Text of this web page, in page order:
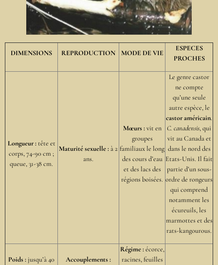
DIMENSIONS REPRODUCTION MODE DE VIE
ESPECES
PROCHES
Longueur :tête et
corps, 74-90 cm ;
queue, 31-38 cm.
Maturité sexuelle :à 2
ans.
Mœurs :vit en
groupes
familiaux le long
des cours d’eau
et des lacs des
régions boisées.
Le genre castor
ne compte
qu’une seule
autre espèce, le
castor américain.
C. canadensis, qui
vit au Canada et
dans le nord des
Etats-Unis. Il fait
partie d’un sous-
ordre de rongeurs
qui comprend
notamment les
écureuils, les
marmottes et des
rats-kangourous.
Poids :jusqu’à 40
Accouplements :
Régime :écorce,
racines, feuilles